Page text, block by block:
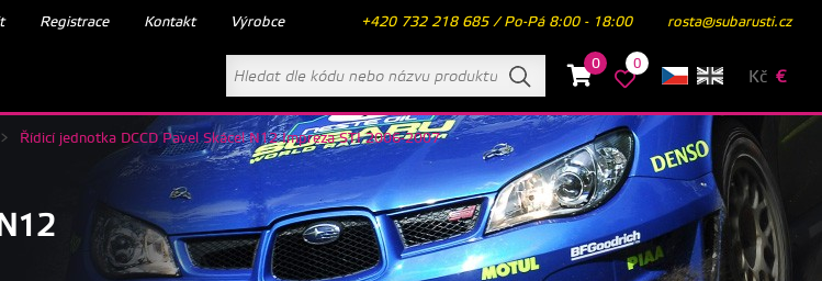
Registrace Kontakt Výrobce +420 732 218 685 / Po-Pá 8:00 - 18:00 rosta@subarusti.cz
0 0
Kč €
> Řídicí jednotka DCCD Pavel Skácel N12 Impreza STI 2006-2007